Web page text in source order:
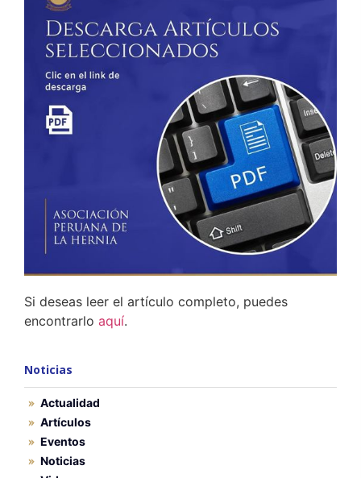
Si deseas leer el artículo completo, puedes
encontrarlo aquí.
Noticias
Actualidad
Artículos
Eventos
Noticias